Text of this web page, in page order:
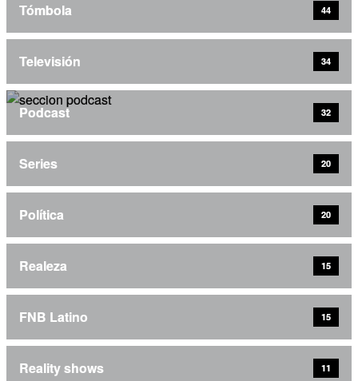
Tómbola 44
Televisión 34
Podcast 32
Series 20
Política 20
Realeza 15
FNB Latino 15
Reality shows 11